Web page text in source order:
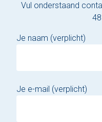
Vul onderstaand
Je naam (verplicht)
Je e-mail (verplicht)